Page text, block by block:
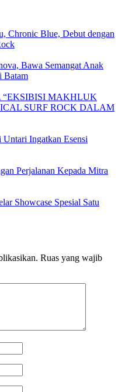
Chronic Blue, Debut dengan
Bawa Semangat Anak
Batam
“EKSIBISI MAKHLUK
SURF ROCK DALAM
Ingatkan Esensi
Perjalanan Kepada Mitra
Showcase Spesial Satu
Ruas yang wajib